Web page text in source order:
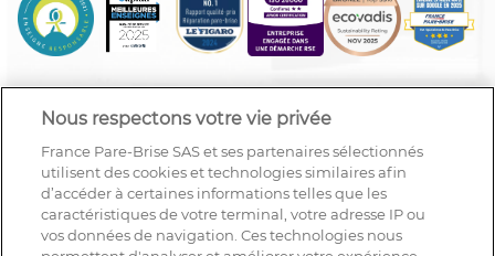
Nous respectons votre vie privée
France Pare-Brise SAS et ses partenaires sélectionnés
utilisent des cookies et technologies similaires afin
d’accéder à certaines informations telles que les
caractéristiques de votre terminal, votre adresse IP ou
vos données de navigation. Ces technologies nous